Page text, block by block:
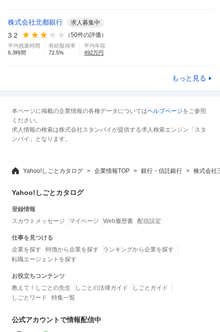
株式会社北都銀行 求人募集中
3.2 （50件の評価）
平均残業時間
6.3時間
有給取得率
72.5%
平均年収
492万円
もっと見る
本ページに掲載の企業情報の各種データについてはヘルプページをご参照
ください。
求人情報の検索は株式会社スタンバイが提供する求人検索エンジン「スタ
ンバイ」となります。
Yahoo!しごとカタログ 企業情報TOP 銀行・信託銀行 株式会社
Yahoo!しごとカタログ
登録情報
スカウトメッセージ
マイページ Web履歴書 配信設定
仕事を見つける
企業を探す
特徴から企業を探す
ランキングから企業を探す
転職エージェントを探す
お役立ちコンテンツ
教えて！しごとの先生
しごとの法律ガイド
しごとガイド
しごとワード
特集一覧
公式アカウントで情報配信中